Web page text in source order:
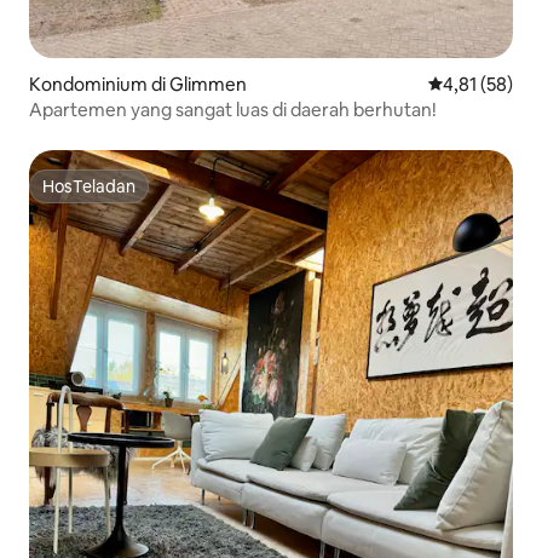
Kondominium di Glimmen Nilai rata-rata
4,81 (58)
Apartemen yang sangat luas di daerah berhutan!
HosTeladan
HosTeladan